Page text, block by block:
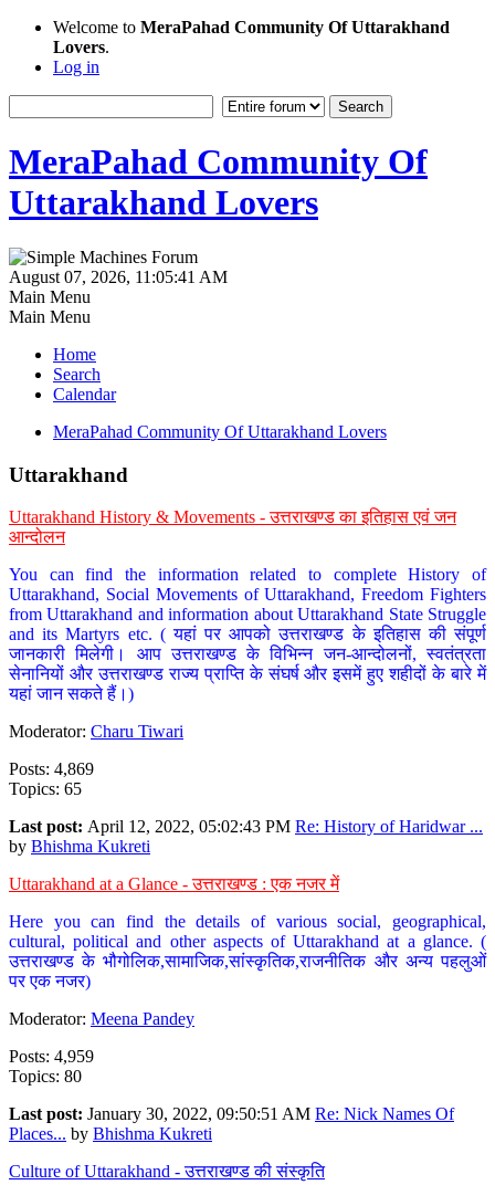
Welcome to MeraPahad Community Of Uttarakhand
Lovers.
Log in
MeraPahad Community Of
Uttarakhand Lovers
August 07, 2026, 11:05:41 AM
Main Menu
Main Menu
Home
Search
Calendar
MeraPahad Community Of Uttarakhand Lovers
Uttarakhand
Uttarakhand History & Movements - उत्तराखण्ड का इतिहास एवं जन
आन्दोलन
You can find the information related to complete History of
Uttarakhand, Social Movements of Uttarakhand, Freedom Fighters
from Uttarakhand and information about Uttarakhand State Struggle
and its Martyrs etc. ( यहां पर आपको उत्तराखण्ड के इतिहास की संपूर्ण
जानकारी मिलेगी। आप उत्तराखण्ड के विभिन्न जन-आन्दोलनों, स्वतंत्रता
सेनानियों और उत्तराखण्ड राज्य प्राप्ति के संघर्ष और इसमें हुए शहीदों के बारे में
यहां जान सकते हैं।)
Moderator: Charu Tiwari
Posts: 4,869
Topics: 65
Last post: April 12, 2022, 05:02:43 PM Re: History of Haridwar ...
by Bhishma Kukreti
Uttarakhand at a Glance - उत्तराखण्ड : एक नजर में
Here you can find the details of various social, geographical,
cultural, political and other aspects of Uttarakhand at a glance. (
उत्तराखण्ड के भौगोलिक,सामाजिक,सांस्कृतिक,राजनीतिक और अन्य पहलुओं
पर एक नजर)
Moderator: Meena Pandey
Posts: 4,959
Topics: 80
Last post: January 30, 2022, 09:50:51 AM Re: Nick Names Of
Places... by Bhishma Kukreti
Culture of Uttarakhand - उत्तराखण्ड की संस्कृति